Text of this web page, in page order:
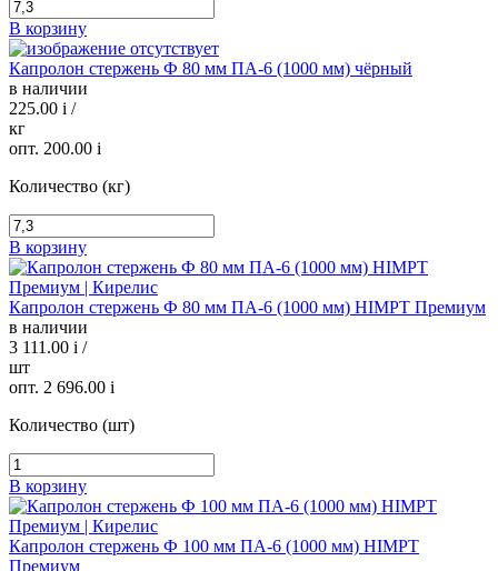
В корзину
Капролон стержень Ф 80 мм ПА-6 (1000 мм) чёрный
в наличии
225.00 i /
кг
опт. 200.00 i
Количество (кг)
В корзину
Капролон стержень Ф 80 мм ПА-6 (1000 мм) HIMPT Премиум
в наличии
3 111.00 i /
шт
опт. 2 696.00 i
Количество (шт)
В корзину
Капролон стержень Ф 100 мм ПА-6 (1000 мм) HIMPT
Премиум